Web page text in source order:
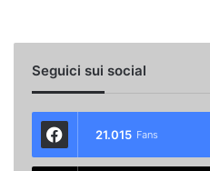
Seguici sui social
21.015 Fans